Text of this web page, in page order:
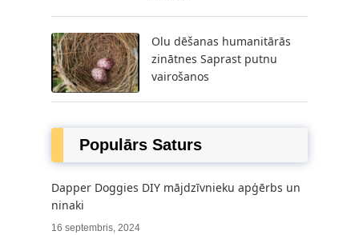
Olu dēšanas humanitārās
zinātnes Saprast putnu
vairošanos
Populārs Saturs
Dapper Doggies DIY mājdzīvnieku apģērbs un
ninaki
16 septembris, 2024